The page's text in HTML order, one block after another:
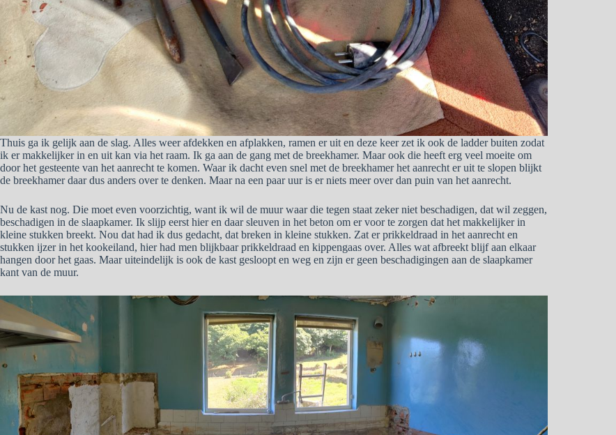
Thuis ga ik gelijk aan de slag. Alles weer afdekken en afplakken, ramen er uit en deze keer zet ik ook de ladder buiten zodat
ik er makkelijker in en uit kan via het raam. Ik ga aan de gang met de breekhamer. Maar ook die heeft erg veel moeite om
door het gesteente van het aanrecht te komen. Waar ik dacht even snel met de breekhamer het aanrecht er uit te slopen blijkt
de breekhamer daar dus anders over te denken. Maar na een paar uur is er niets meer over dan puin van het aanrecht.
Nu de kast nog. Die moet even voorzichtig, want ik wil de muur waar die tegen staat zeker niet beschadigen, dat wil zeggen,
beschadigen in de slaapkamer. Ik slijp eerst hier en daar sleuven in het beton om er voor te zorgen dat het makkelijker in
kleine stukken breekt. Nou dat had ik dus gedacht, dat breken in kleine stukken. Zat er prikkeldraad in het aanrecht en
stukken ijzer in het kookeiland, hier had men blijkbaar prikkeldraad en kippengaas over. Alles wat afbreekt blijf aan elkaar
hangen door het gaas. Maar uiteindelijk is ook de kast gesloopt en weg en zijn er geen beschadigingen aan de slaapkamer
kant van de muur.